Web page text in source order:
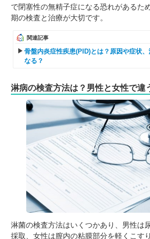
で閉塞性の無精子症になる恐れがあるた
期の検査と治療が大切です。
関連記事
骨盤内炎症性疾患(PID)とは？原因や症状
なる？
淋病の検査方法は？男性と女性で違
淋菌の検査方法はいくつかあり、男性は
採取、女性は膣内の粘膜部分を軽くこす